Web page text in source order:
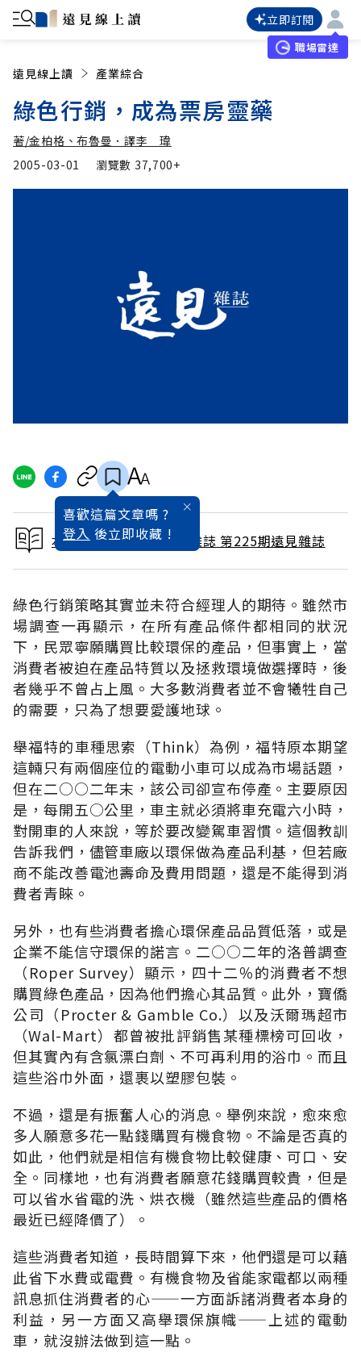
立即訂閱
職場雷達
遠見線上讀 產業綜合
綠色行銷，成為票房靈藥
著/金柏格、布魯曼．譯李 瑋
著/金柏格、布魯曼．譯
李 瑋
2005-03-01 瀏覽數 37,700+
喜歡這篇文章嗎 ?
登入 後立即收藏 !
本文出自 2005 / 3月號雜誌 第225期遠見雜誌
綠色行銷策略其實並未符合經理人的期待。雖然市
場調查一再顯示，在所有產品條件都相同的狀況
下，民眾寧願購買比較環保的產品，但事實上，當
消費者被迫在產品特質以及拯救環境做選擇時，後
者幾乎不曾占上風。大多數消費者並不會犧牲自己
的需要，只為了想要愛護地球。
舉福特的車種思索（Think）為例，福特原本期望
這輛只有兩個座位的電動小車可以成為市場話題，
但在二○○二年末，該公司卻宣布停產。主要原因
是，每開五○公里，車主就必須將車充電六小時，
對開車的人來說，等於要改變駕車習慣。這個教訓
告訴我們，儘管車廠以環保做為產品利基，但若廠
商不能改善電池壽命及費用問題，還是不能得到消
費者青睞。
另外，也有些消費者擔心環保產品品質低落，或是
企業不能信守環保的諾言。二○○二年的洛普調查
（Roper Survey）顯示，四十二％的消費者不想
購買綠色產品，因為他們擔心其品質。此外，寶僑
公司（Procter & Gamble Co.）以及沃爾瑪超市
（Wal-Mart）都曾被批評銷售某種標榜可回收，
但其實內有含氯漂白劑、不可再利用的浴巾。而且
這些浴巾外面，還裹以塑膠包裝。
不過，還是有振奮人心的消息。舉例來說，愈來愈
多人願意多花一點錢購買有機食物。不論是否真的
如此，他們就是相信有機食物比較健康、可口、安
全。同樣地，也有消費者願意花錢購買較貴，但是
可以省水省電的洗、烘衣機（雖然這些產品的價格
最近已經降價了）。
這些消費者知道，長時間算下來，他們還是可以藉
此省下水費或電費。有機食物及省能家電都以兩種
訊息抓住消費者的心——一方面訴諸消費者本身的
利益，另一方面又高舉環保旗幟——上述的電動
車，就沒辦法做到這一點。